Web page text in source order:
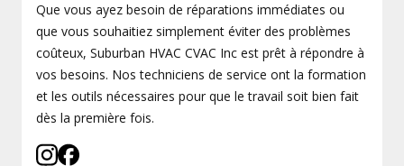
Que vous ayez besoin de réparations immédiates ou
que vous souhaitiez simplement éviter des problèmes
coûteux, Suburban HVAC CVAC Inc est prêt à répondre à
vos besoins. Nos techniciens de service ont la formation
et les outils nécessaires pour que le travail soit bien fait
dès la première fois.